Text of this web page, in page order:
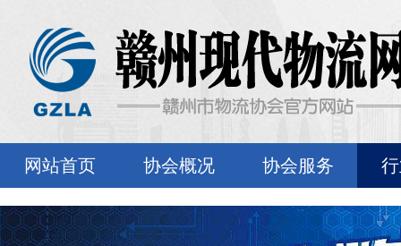
网站首页 协会概况 协会服务